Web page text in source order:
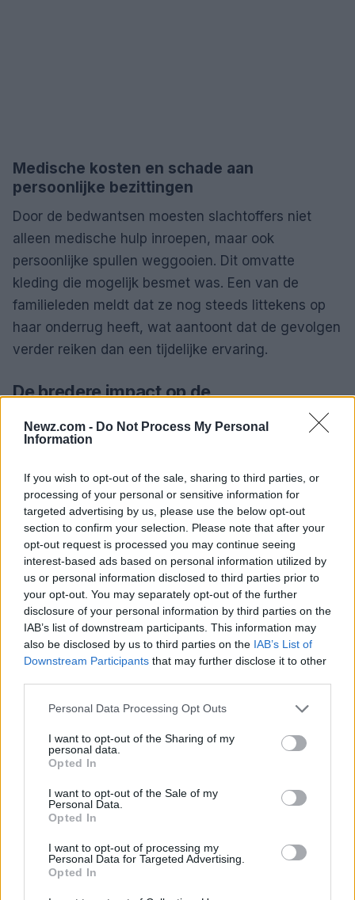
Newz.com - Do Not Process My Personal
Information
If you wish to opt-out of the sale, sharing to third parties, or
processing of your personal or sensitive information for
targeted advertising by us, please use the below opt-out
section to confirm your selection. Please note that after your
opt-out request is processed you may continue seeing
interest-based ads based on personal information utilized by
us or personal information disclosed to third parties prior to
your opt-out. You may separately opt-out of the further
disclosure of your personal information by third parties on the
IAB’s list of downstream participants. This information may
also be disclosed by us to third parties on the IAB’s List of
Downstream Participants that may further disclose it to other
Please note that this website/app uses one or more Google
not limited to your visit or usage behaviour. You may click to
grant or deny consent to Google and its third-party tags to
use your data for below specified purposes in below Google
consent section.
Personal Data Processing Opt Outs
I want to opt-out of the Sharing of my
personal data.
Opted In
I want to opt-out of the Sale of my
Personal Data.
Opted In
I want to opt-out of processing my
Personal Data for Targeted Advertising.
Opted In
Medische kosten en schade aan
persoonlijke bezittingen
Door de bedwantsen moesten slachtoffers niet
alleen medische hulp inroepen, maar ook
persoonlijke spullen weggooien. Dit omvatte
kleding die mogelijk besmet was. Een van de
familieleden meldt dat ze nog steeds littekens op
haar onderrug heeft, wat aantoont dat de gevolgen
verder reiken dan een tijdelijke ervaring.
De bredere impact op de
Deze incidenten roepen belangrijke vragen op over
kunnen luchtvaartmaatschappijen garanderen dat
hun vliegtuigen vrij zijn van ongedierte? Het is
cruciaal dat er strenge hygiëneprotocollen worden
nageleefd om de gezondheid en veiligheid van de
passagiers te waarborgen. Wat zijn de stappen die
nu genomen moeten worden om herhaling te
voorkomen?
Bedwantsen in Vliegtuigen: Een
Groeiende Zorg voor Reizigers
Incidenten metbedwantsenzijn geen op zichzelf
staande gevallen. Er zijn al meerdere meldingen
van ongedierte in vliegtuigen. Dit zorgt voor
voelt u zich nog in het vliegtuig?